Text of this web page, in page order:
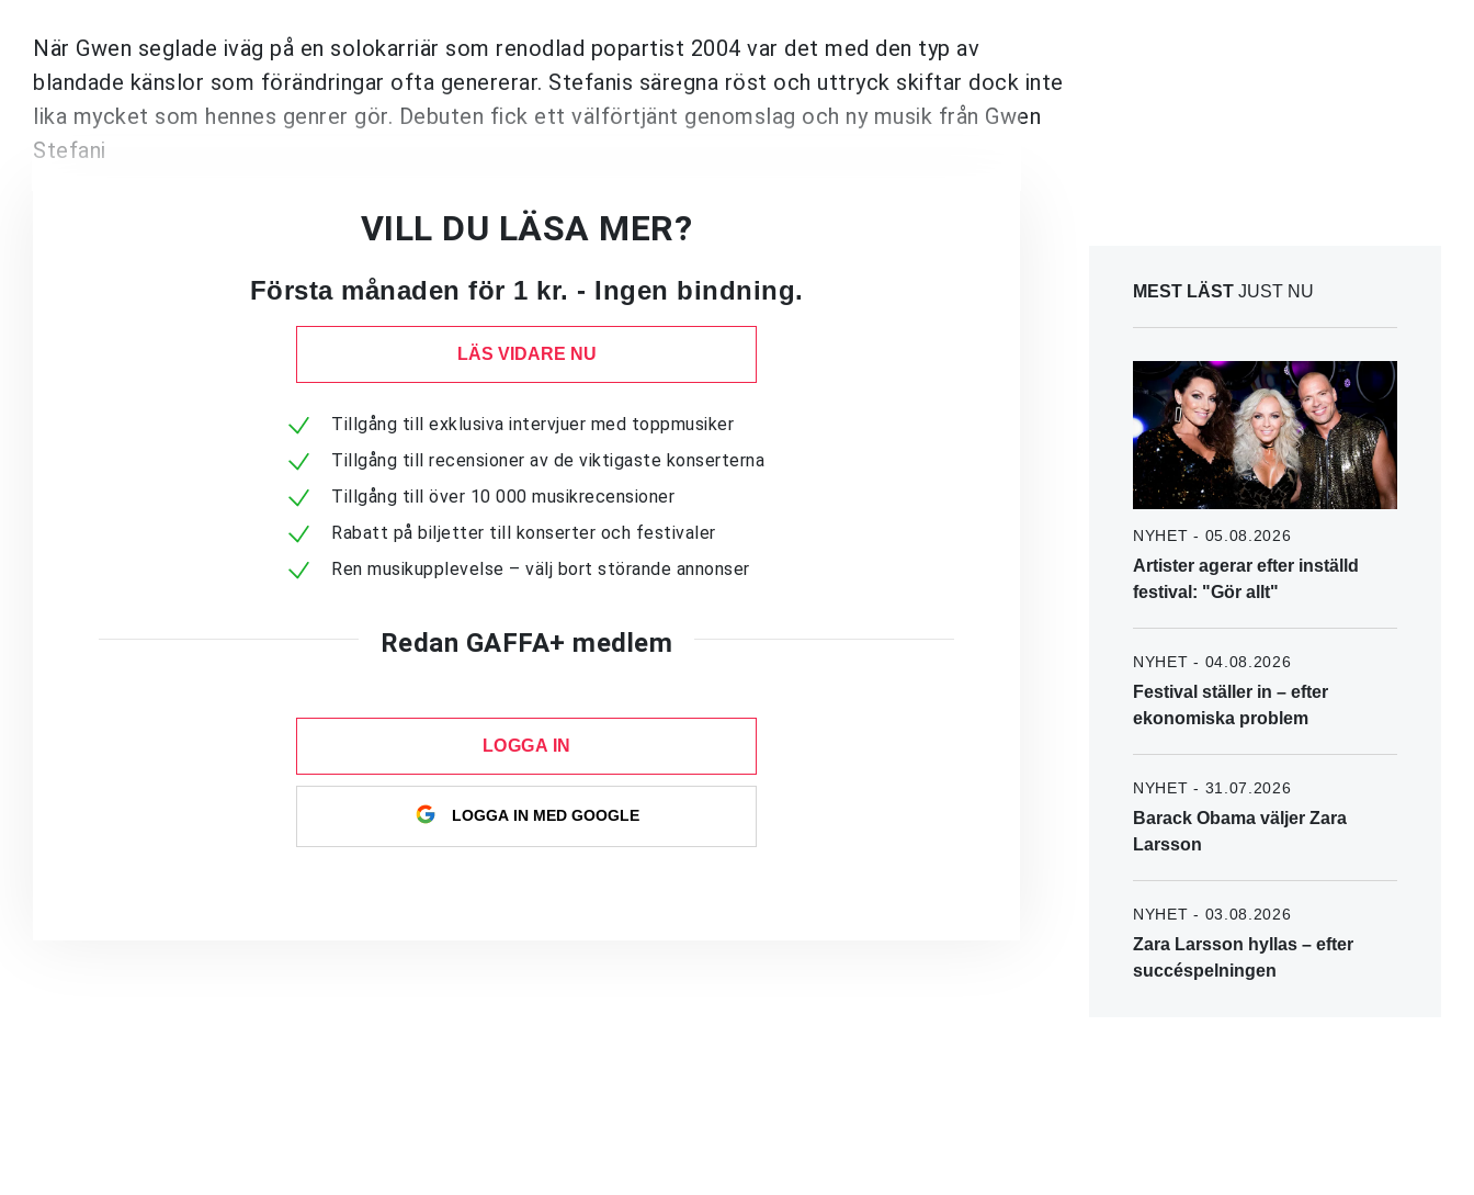
När Gwen seglade iväg på en solokarriär som renodlad popartist 2004 var det med den typ av
blandade känslor som förändringar ofta genererar. Stefanis säregna röst och uttryck skiftar dock inte
lika mycket som hennes genrer gör. Debuten fick ett välförtjänt genomslag och ny musik från Gwen
Stefani
VILL DU LÄSA MER?
Första månaden för 1 kr. - Ingen bindning.
LÄS VIDARE NU
Tillgång till exklusiva intervjuer med toppmusiker
Tillgång till recensioner av de viktigaste konserterna
Tillgång till över 10 000 musikrecensioner
Rabatt på biljetter till konserter och festivaler
Ren musikupplevelse – välj bort störande annonser
Redan GAFFA+ medlem
LOGGA IN
LOGGA IN MED GOOGLE
MEST LÄST JUST NU
NYHET - 05.08.2026
Artister agerar efter inställd
festival: "Gör allt"
NYHET - 04.08.2026
Festival ställer in – efter
ekonomiska problem
NYHET - 31.07.2026
Barack Obama väljer Zara
Larsson
NYHET - 03.08.2026
Zara Larsson hyllas – efter
succéspelningen